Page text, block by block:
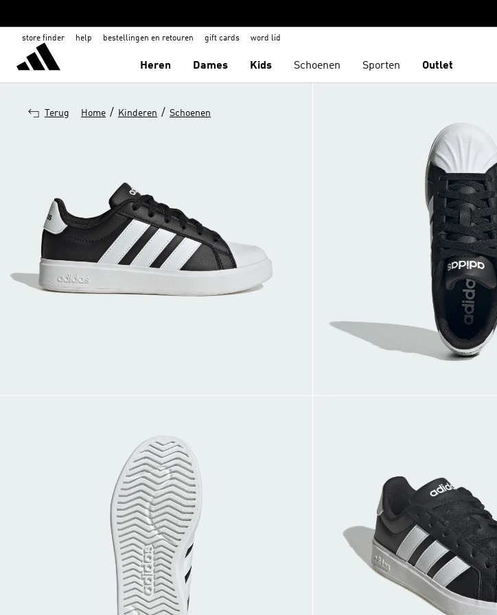
store finder help bestellingen en retouren gift cards word lid
Heren Dames Kids Schoenen Sporten Outlet
Terug Home / Kinderen / Schoenen